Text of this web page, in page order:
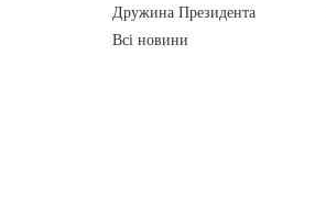
Дружина Президента
Всі новини